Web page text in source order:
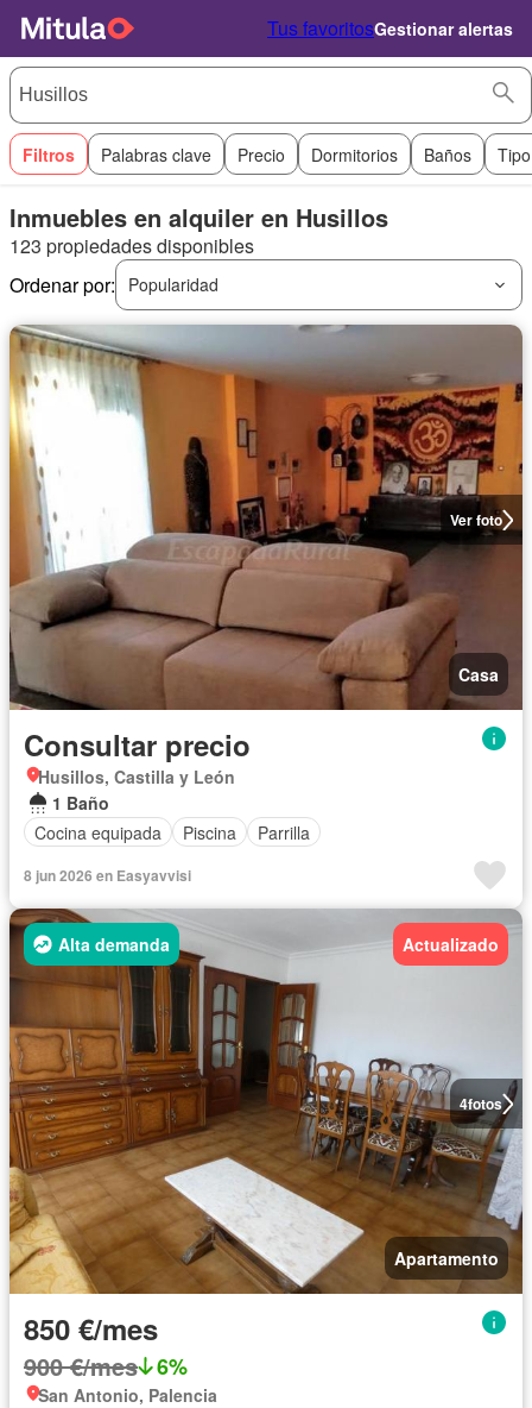
Tus favoritosGestionar alertas
Filtros Palabras clave Precio Dormitorios Baños
Inmuebles en alquiler en Husillos
123 propiedades disponibles
Ordenar por:
Popularidad
Ver foto
Casa
Consultar precio
Husillos, Castilla y León
1 Baño
Cocina equipada
Piscina Parrilla
8 jun 2026 en Easyavvisi
4fotos
Alta demanda Actualizado
Apartamento
850 €/mes
900 €/mes 6%
San Antonio, Palencia